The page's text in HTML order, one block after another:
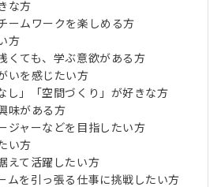
な方
ームワークを楽しめる方
方
くても、学ぶ意欲がある方
いを感じたい方
し」「空間づくり」が好きな方
味がある方
ジャーなどを目指したい方
い方
えて活躍したい方
ムを引っ張る仕事に挑戦したい方